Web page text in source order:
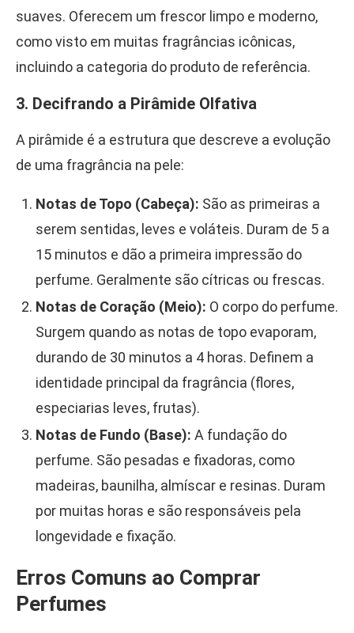
suaves. Oferecem um frescor limpo e moderno,
como visto em muitas fragrâncias icônicas,
incluindo a categoria do produto de referência.
3. Decifrando a Pirâmide Olfativa
A pirâmide é a estrutura que descreve a evolução
de uma fragrância na pele:
Notas de Topo (Cabeça): São as primeiras a
serem sentidas, leves e voláteis. Duram de 5 a
15 minutos e dão a primeira impressão do
perfume. Geralmente são cítricas ou frescas.
Notas de Coração (Meio): O corpo do perfume.
Surgem quando as notas de topo evaporam,
durando de 30 minutos a 4 horas. Definem a
identidade principal da fragrância (flores,
especiarias leves, frutas).
Notas de Fundo (Base): A fundação do
perfume. São pesadas e fixadoras, como
madeiras, baunilha, almíscar e resinas. Duram
por muitas horas e são responsáveis pela
longevidade e fixação.
Erros Comuns ao Comprar
Perfumes